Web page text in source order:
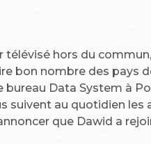
hors du
bon nombre des pays
bureau Data System à
au quotidien les
que Dawid a